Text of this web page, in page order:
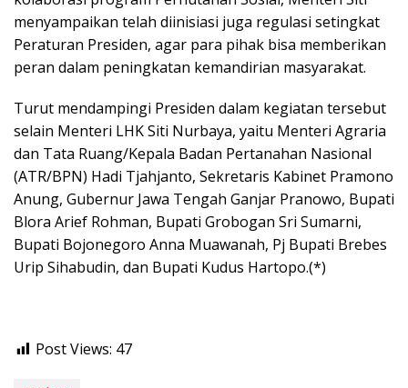
menyampaikan telah diinisiasi juga regulasi setingkat
Peraturan Presiden, agar para pihak bisa memberikan
peran dalam peningkatan kemandirian masyarakat.
Turut mendampingi Presiden dalam kegiatan tersebut
selain Menteri LHK Siti Nurbaya, yaitu Menteri Agraria
dan Tata Ruang/Kepala Badan Pertanahan Nasional
(ATR/BPN) Hadi Tjahjanto, Sekretaris Kabinet Pramono
Anung, Gubernur Jawa Tengah Ganjar Pranowo, Bupati
Blora Arief Rohman, Bupati Grobogan Sri Sumarni,
Bupati Bojonegoro Anna Muawanah, Pj Bupati Brebes
Urip Sihabudin, dan Bupati Kudus Hartopo.(*)
Post Views: 47